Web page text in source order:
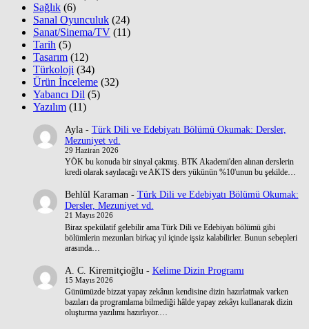
Sağlık (6)
Sanal Oyunculuk (24)
Sanat/Sinema/TV (11)
Tarih (5)
Tasarım (12)
Türkoloji (34)
Ürün İnceleme (32)
Yabancı Dil (5)
Yazılım (11)
Ayla- Türk Dili ve Edebiyatı Bölümü Okumak: Dersler,
Mezuniyet vd.
29 Haziran 2026
YÖK bu konuda bir sinyal çakmış. BTK Akademi'den alınan derslerin
kredi olarak sayılacağı ve AKTS ders yükünün %10'unun bu şekilde…
Behlül Karaman- Türk Dili ve Edebiyatı Bölümü Okumak:
Dersler, Mezuniyet vd.
21 Mayıs 2026
Biraz spekülatif gelebilir ama Türk Dili ve Edebiyatı bölümü gibi
bölümlerin mezunları birkaç yıl içinde işsiz kalabilirler. Bunun sebepleri
arasında…
A. C. Kiremitçioğlu - Kelime Dizin Programı
15 Mayıs 2026
Günümüzde bizzat yapay zekânın kendisine dizin hazırlatmak varken
bazıları da programlama bilmediği hâlde yapay zekâyı kullanarak dizin
oluşturma yazılımı hazırlıyor.…